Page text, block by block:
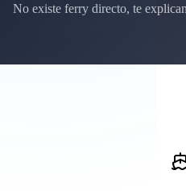
No existe ferry directo, te